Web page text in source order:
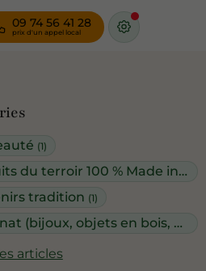
09 74 56 41 28
(1)
Produits du terroir 100 % Made in Réunion
tradition (1)
Artisanat (bijoux, objets en bois, vêtements...)
articles